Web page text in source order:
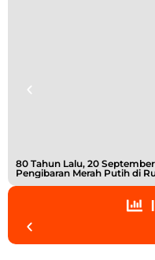
80 Tahun Lalu, 20
Pengibaran Merah Putih di